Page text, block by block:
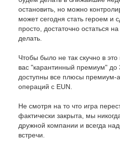
остановить, но можно
может сегодня стать героем и
просто, достаточно остаться
делать.
Чтобы было не так скучно в
вас "карантинный премиум"
доступны все плюсы премиум-
операций с EUN.
Не смотря на то что игра
фактически закрыта, мы
дружной компании и всегда
встречи.